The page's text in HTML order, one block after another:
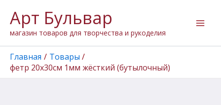
содержимому
Арт Бульвар
магазин товаров для творчества и рукоделия
Главная
Товары
фетр 20х30см 1мм жёсткий (бутылочный)
товара
фетр
20х30см
1мм
жёсткий
(бутылочный)